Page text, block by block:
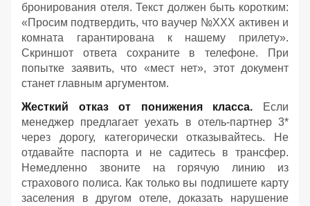
бронирования отеля. Текст должен быть коротким:
«Просим подтвердить, что ваучер №ХХХ активен и
комната гарантирована к нашему прилету».
Скриншот ответа сохраните в телефоне. При
попытке заявить, что «мест нет», этот документ
станет главным аргументом.
Жесткий отказ от понижения класса. Если
менеджер предлагает уехать в отель-партнер 3*
через дорогу, категорически отказывайтесь. Не
отдавайте паспорта и не садитесь в трансфер.
Немедленно звоните на горячую линию из
страхового полиса. Как только вы подпишете карту
заселения в другом отеле, доказать нарушение